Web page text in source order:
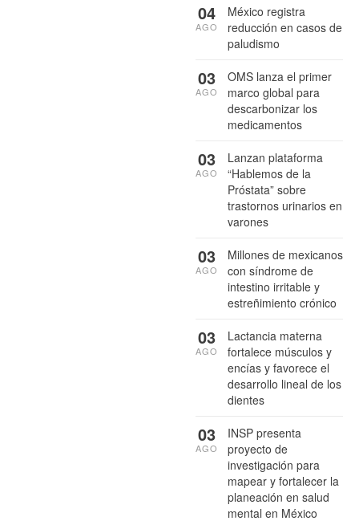
México registra
reducción en casos de
paludismo
04
AGO
OMS lanza el primer
marco global para
descarbonizar los
medicamentos
03
AGO
Lanzan plataforma
“Hablemos de la
Próstata” sobre
trastornos urinarios en
varones
03
AGO
Millones de mexicanos
con síndrome de
intestino irritable y
estreñimiento crónico
03
AGO
Lactancia materna
fortalece músculos y
encías y favorece el
desarrollo lineal de los
dientes
03
AGO
INSP presenta
proyecto de
investigación para
mapear y fortalecer la
planeación en salud
mental en México
03
AGO